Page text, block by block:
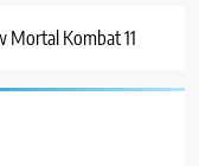
Mortal Kombat 11